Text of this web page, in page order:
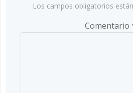
Los campos obligatorios
Comentario